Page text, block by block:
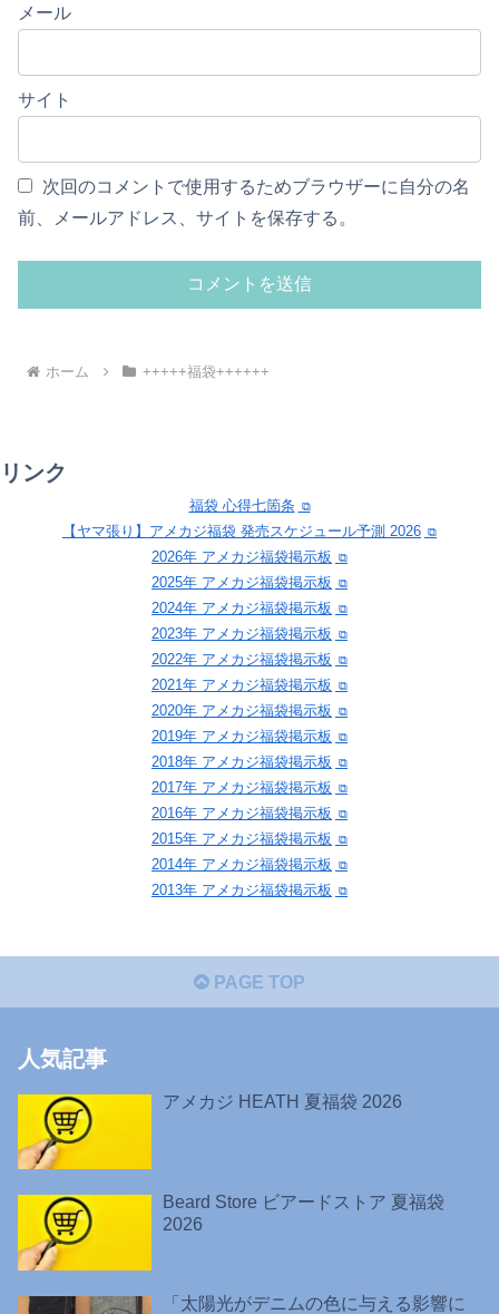
メール
サイト
次回のコメントで使用するためブラウザーに自分の名
前、メールアドレス、サイトを保存する。
ホーム +++++福袋++++++
リンク
福袋 心得七箇条
【ヤマ張り】アメカジ福袋 発売スケジュール予測 2026
2026年 アメカジ福袋掲示板
2025年 アメカジ福袋掲示板
2024年 アメカジ福袋掲示板
2023年 アメカジ福袋掲示板
2022年 アメカジ福袋掲示板
2021年 アメカジ福袋掲示板
2020年 アメカジ福袋掲示板
2019年 アメカジ福袋掲示板
2018年 アメカジ福袋掲示板
2017年 アメカジ福袋掲示板
2016年 アメカジ福袋掲示板
2015年 アメカジ福袋掲示板
2014年 アメカジ福袋掲示板
2013年 アメカジ福袋掲示板
PAGE TOP
人気記事
アメカジ HEATH 夏福袋 2026
Beard Store ビアードストア 夏福袋
2026
「太陽光がデニムの色に与える影響に